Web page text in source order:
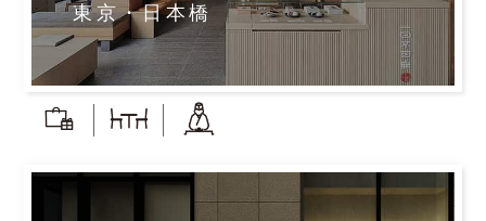
東京・日本橋